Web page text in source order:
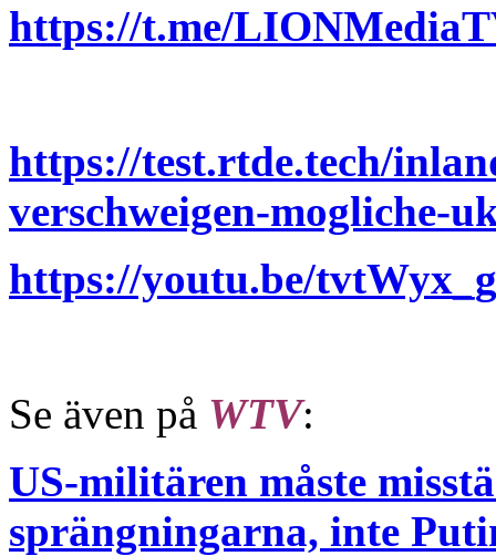
https://t.me/
https://test.rtde.tech/
verschweigen-mogliche-
https://youtu.be/
Se även på WTV:
US-militären måste
sprängningarna, inte